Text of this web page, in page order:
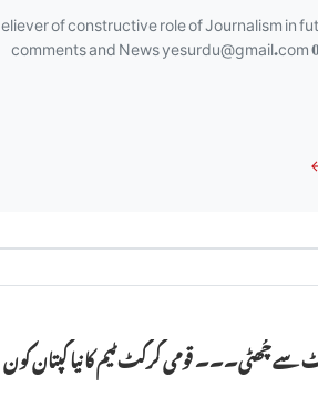
of constructive role of Journalism in
comments and News yesurdu@gmail.com
سے چُھٹی۔۔۔ قومی کرکٹ ٹیم کا نیا کپتان کون